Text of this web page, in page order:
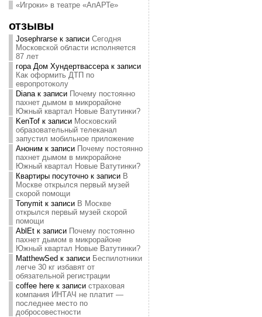
«Игроки» в театре «АпАРТе»
отзывы
Josephrarseк записи Сегодня
Московской области исполняется
87 лет
гора Дом Хундертвассерак записи
Как оформить ДТП по
европротоколу
Dianaк записи Почему постоянно
пахнет дымом в микрорайоне
Южный квартал Новые Ватутинки?
KenTofк записи Московский
образовательный телеканал
запустил мобильное приложение
Аноним к записи Почему постоянно
пахнет дымом в микрорайоне
Южный квартал Новые Ватутинки?
Квартиры посуточнок записи В
Москве открылся первый музей
скорой помощи
Tonymitк записи В Москве
открылся первый музей скорой
помощи
AblEtк записи Почему постоянно
пахнет дымом в микрорайоне
Южный квартал Новые Ватутинки?
MatthewSed к записи Беспилотники
легче 30 кг избавят от
обязательной регистрации
coffee hereк записи страховая
компания ИНТАЧ не платит —
последнее место по
добросовестности